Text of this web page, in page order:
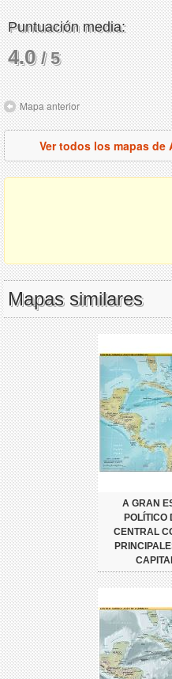
Puntuación media:
4.0/ 5
Mapa anterior
Ver todos los mapas de
Mapas similares
A GRAN
POLÍTICO
CENTRAL